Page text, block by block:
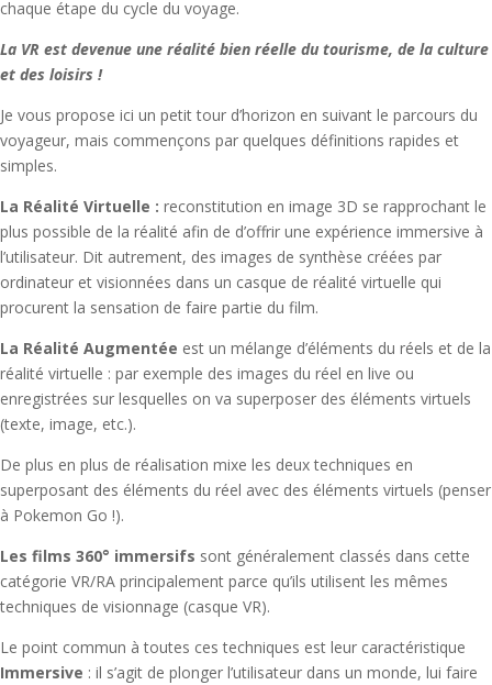
chaque étape du cycle du voyage.
La VR est devenue une réalité bien réelle du tourisme, de la culture
et des loisirs !
Je vous propose ici un petit tour d’horizon en suivant le parcours du
voyageur, mais commençons par quelques définitions rapides et
simples.
La Réalité Virtuelle : reconstitution en image 3D se rapprochant le
plus possible de la réalité afin de d’offrir une expérience immersive à
l’utilisateur. Dit autrement, des images de synthèse créées par
ordinateur et visionnées dans un casque de réalité virtuelle qui
procurent la sensation de faire partie du film.
La Réalité Augmentée est un mélange d’éléments du réels et de la
réalité virtuelle : par exemple des images du réel en live ou
enregistrées sur lesquelles on va superposer des éléments virtuels
(texte, image, etc.).
De plus en plus de réalisation mixe les deux techniques en
superposant des éléments du réel avec des éléments virtuels (penser
à Pokemon Go !).
Les films 360° immersifs sont généralement classés dans cette
catégorie VR/RA principalement parce qu’ils utilisent les mêmes
techniques de visionnage (casque VR).
Le point commun à toutes ces techniques est leur caractéristique
Immersive : il s’agit de plonger l’utilisateur dans un monde, lui faire